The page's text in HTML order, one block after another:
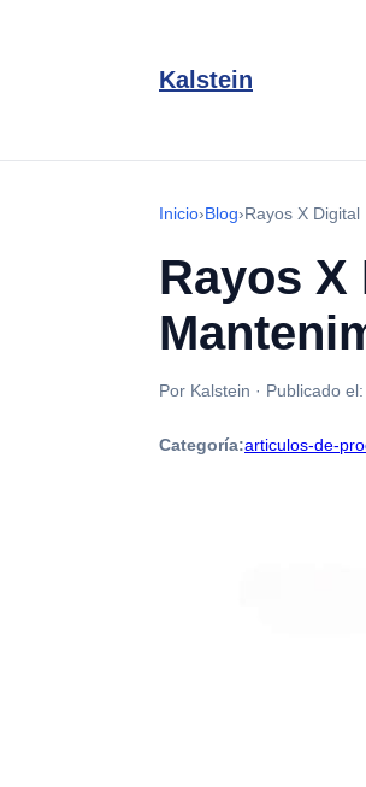
Kalstein
Inicio›Blog›Rayos X
Rayos X
Por Kalstein · Publicado el:
Categoría:articulos-de-